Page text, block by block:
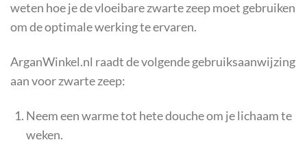
weten hoe je de vloeibare zwarte zeep moet gebruiken
om de optimale werking te ervaren.
ArganWinkel.nl raadt de volgende gebruiksaanwijzing
aan voor zwarte zeep:
Neem een warme tot hete douche om je lichaam te
weken.